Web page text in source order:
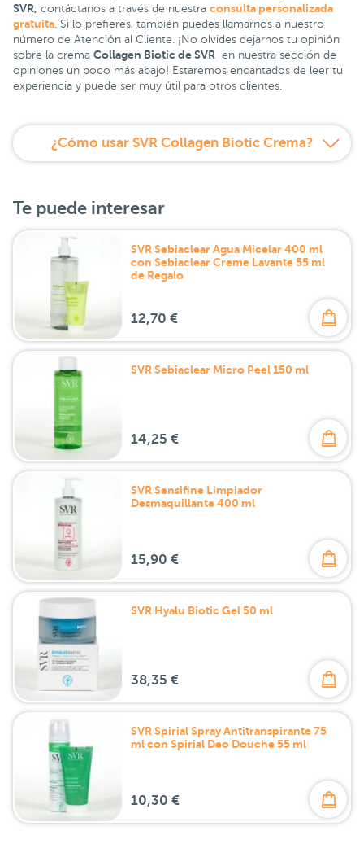
SVR, contáctanos a través de nuestra consulta personalizada
gratuita . Si lo prefieres, también puedes llamarnos a nuestro
número de Atención al Cliente. ¡No olvides dejarnos tu opinión
sobre la crema Collagen Biotic de SVR en nuestra sección de
opiniones un poco más abajo! Estaremos encantados de leer tu
experiencia y puede ser muy útil para otros clientes.
¿Cómo usar SVR Collagen Biotic Crema?
Te puede interesar
SVR Sebiaclear Agua Micelar 400 ml
con Sebiaclear Creme Lavante 55 ml
de Regalo
12,70 €
SVR Sebiaclear Micro Peel 150 ml
14,25 €
SVR Sensifine Limpiador
Desmaquillante 400 ml
15,90 €
SVR Hyalu Biotic Gel 50 ml
38,35 €
SVR Spirial Spray Antitranspirante 75
ml con Spirial Deo Douche 55 ml
10,30 €